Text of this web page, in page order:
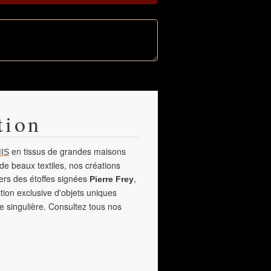
en tissus de grandes maisons
beaux textiles, nos créations
des étoffes signées Pierre Frey,
exclusive d'objets uniques
singulière. Consultez tous nos